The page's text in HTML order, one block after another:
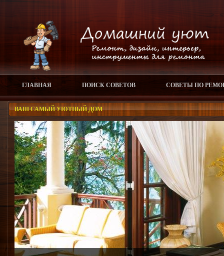
ГЛАВНАЯ ПОИСК СОВЕТОВ СОВЕТЫ ПО
ВАШ САМЫЙ УЮТНЫЙ ДОМ